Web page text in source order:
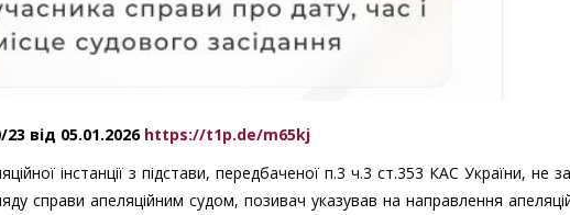
від 05.01.2026 https://t1p.de/m65kj
інстанції з підстави, передбаченої п.3 ч.3 ст.353 КАС України, не
справи апеляційним судом, позивач указував на направлення